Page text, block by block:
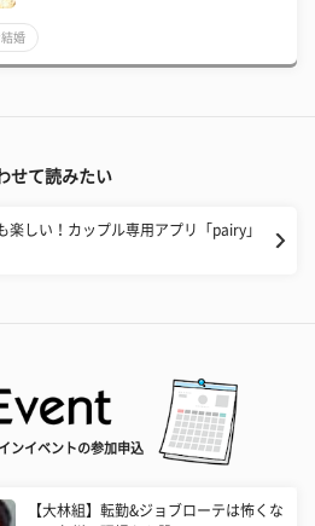
婚
せて読みたい
楽しい！カップル専用アプリ「pairy」
ンイベントの参加申込
【大林組】転勤&ジョブローテは怖くな